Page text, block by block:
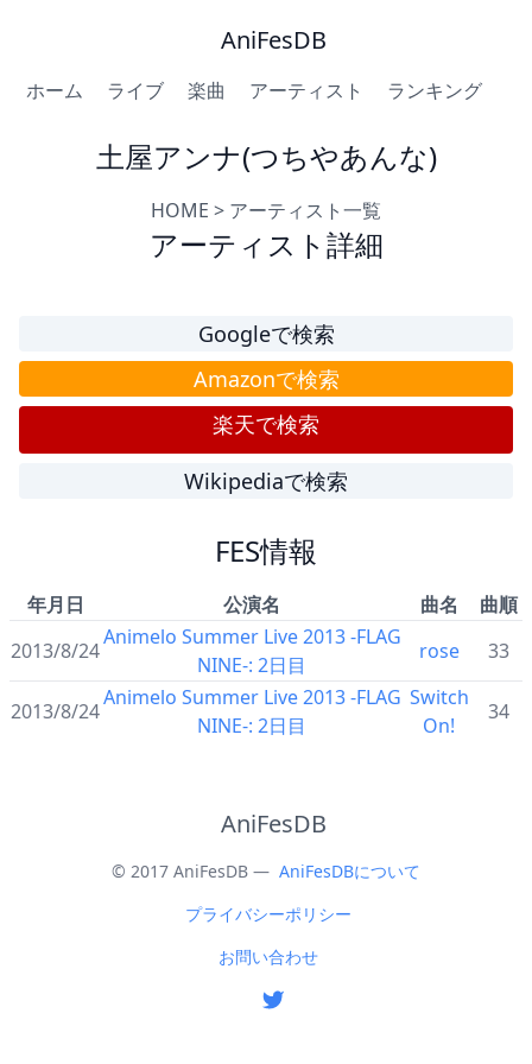
AniFesDB
ホーム ライブ 楽曲 アーティスト ランキング
土屋アンナ(つちやあんな)
HOME > アーティスト一覧
アーティスト詳細
Googleで検索
Amazonで検索
楽天で検索
Wikipediaで検索
FES情報
年月日 公演名 曲名
曲順
2013/8/24
Animelo Summer Live 2013 -FLAG
NINE-: 2日目
rose 33
2013/8/24
Animelo Summer Live 2013 -FLAG
NINE-: 2日目
Switch
On!
34
AniFesDB
© 2017 AniFesDB — AniFesDBについて
プライバシーポリシー
お問い合わせ